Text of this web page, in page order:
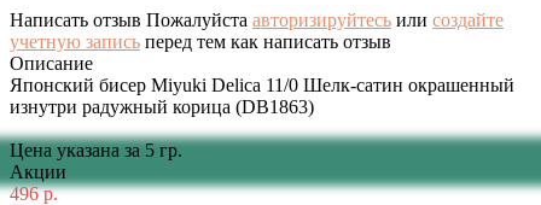
Написать отзыв Пожалуйста авторизируйтесь или создайте
учетную запись перед тем как написать отзыв
Описание
Японский бисер Miyuki Delica 11/0 Шелк-сатин окрашенный
изнутри радужный корица (DB1863)
Цена указана за 5 гр.
Акции
496 р.